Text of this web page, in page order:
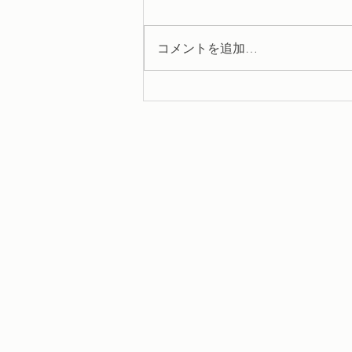
訪問美容・掲示板⑤⑧
コメントを追加…